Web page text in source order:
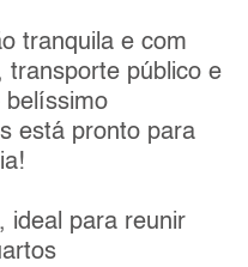
tranquila e com
transporte público e
belíssimo
está pronto para
ideal para reunir